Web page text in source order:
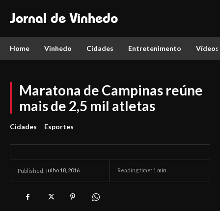
Jornal de Vinhedo
Home Vinhedo Cidades Entretenimento Vídeos
Maratona de Campinas reúne
mais de 2,5 mil atletas
Cidades Esportes
Published: julho 18, 2016 Reading time: 1 min.